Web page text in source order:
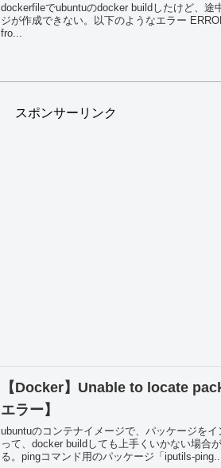
dockerfileでubuntuのdocker buildしたけど、途
ジが作成できない。以下のようなエラー
fro...
スポンサーリンク
【Docker】Unable to locate
エラー】
ubuntuのコンテナイメージで、パッケージを
って、docker buildしても上手くいかない場合
る。pingコマンド用のパッケージ「iputils-